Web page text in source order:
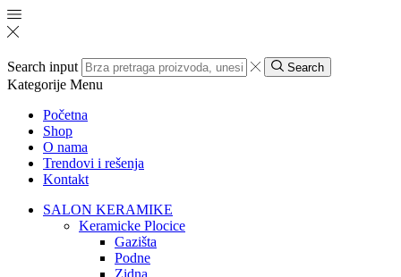
Search input Search
Kategorije Menu
Početna
Shop
O nama
Trendovi i rešenja
Kontakt
SALON KERAMIKE
Keramicke Plocice
Gazišta
Podne